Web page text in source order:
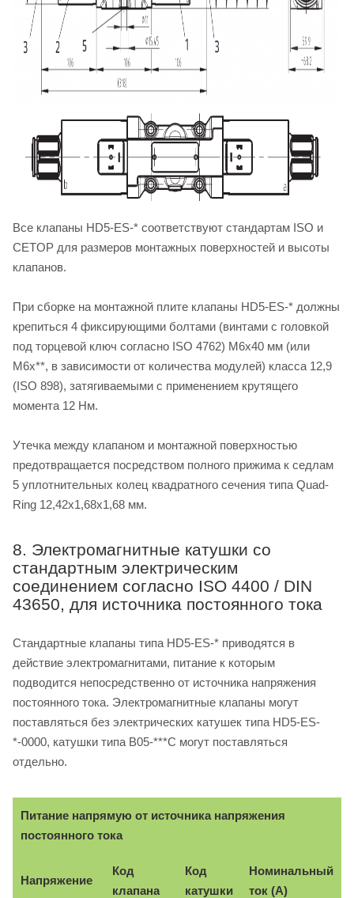
Все клапаны HD5-ES-* соответствуют стандартам ISO и
CETOP для размеров монтажных поверхностей и высоты
клапанов.
При сборке на монтажной плите клапаны HD5-ES-* должны
крепиться 4 фиксирующими болтами (винтами с головкой
под торцевой ключ согласно ISO 4762) M6х40 мм (или
M6х**, в зависимости от количества модулей) класса 12,9
(ISO 898), затягиваемыми с применением крутящего
момента 12 Нм.
Утечка между клапаном и монтажной поверхностью
предотвращается посредством полного прижима к седлам
5 уплотнительных колец квадратного сечения типа Quad-
Ring 12,42х1,68х1,68 мм.
8. Электромагнитные катушки со
стандартным электрическим
соединением согласно ISO 4400 / DIN
43650, для источника постоянного тока
Стандартные клапаны типа HD5-ES-* приводятся в
действие электромагнитами, питание к которым
подводится непосредственно от источника напряжения
постоянного тока. Электромагнитные клапаны могут
поставляться без электрических катушек типа HD5-ES-
*-0000, катушки типа B05-***C могут поставляться
отдельно.
Питание напрямую от источника напряжения
постоянного тока
Напряжение
Код
клапана
Код
катушки
Номинальный
ток (A)